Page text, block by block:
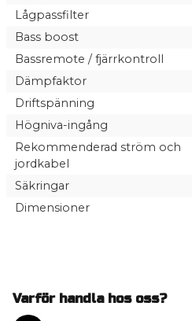
Lågpassfilter
Bass boost
Bassremote / fjärrkontroll
Dämpfaktor
Driftspänning
Högniva-ingång
Rekommenderad ström och
jordkabel
Säkringar
Dimensioner
Varför handla hos oss?